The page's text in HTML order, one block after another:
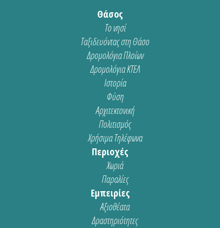
Θάσος
Το νησί
Ταξιδευόντας στη Θάσο
Δρομολόγια Πλοίων
Δρομολόγια ΚΤΕΛ
Ιστορία
Φύση
Αρχιτεκτονική
Πολιτισμός
Χρήσιμα Τηλέφωνα
Περιοχές
Χωριά
Παραλίες
Εμπειρίες
Αξιοθέατα
Δραστηριότητες